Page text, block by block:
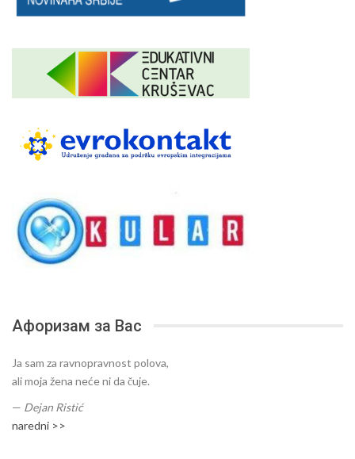
Афоризам за Вас
Ja sam za ravnopravnost polova,
ali moja žena neće ni da čuje.
— Dejan Ristić
naredni >>